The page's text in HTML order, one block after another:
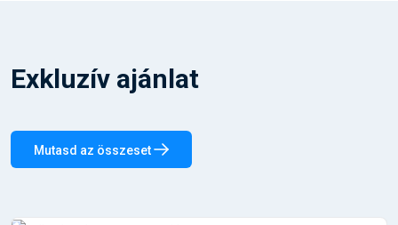
Exkluzív ajánlat
Mutasd az összeset